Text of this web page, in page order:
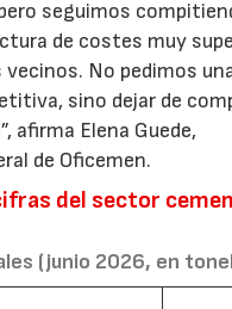
seguimos
de costes muy
No pedimos
sino dejar de
afirma Elena Guede,
de Oficemen.
del sector
(junio 2026, en